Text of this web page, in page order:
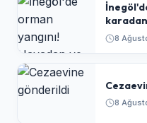
8
8